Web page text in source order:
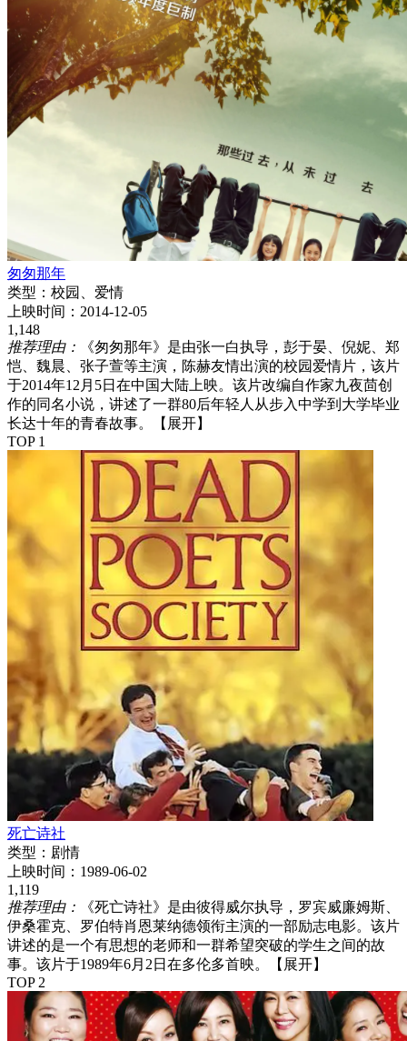
匆匆那年
类型： 校园、爱情
上映时间： 2014-12-05
1,148
推荐理由：
《匆匆那年》是由张一白执导，彭于晏、倪妮、郑
恺、魏晨、张子萱等主演，陈赫友情出演的校园爱情片，该片
于2014年12月5日在中国大陆上映。该片改编自作家九夜茴创
作的同名小说，讲述了一群80后年轻人从步入中学到大学毕业
长达十年的青春故事。
【展开】
TOP 1
死亡诗社
类型： 剧情
上映时间： 1989-06-02
1,119
推荐理由：
《死亡诗社》是由彼得威尔执导，罗宾威廉姆斯、
伊桑霍克、罗伯特肖恩莱纳德领衔主演的一部励志电影。该片
讲述的是一个有思想的老师和一群希望突破的学生之间的故
事。该片于1989年6月2日在多伦多首映。
【展开】
TOP 2